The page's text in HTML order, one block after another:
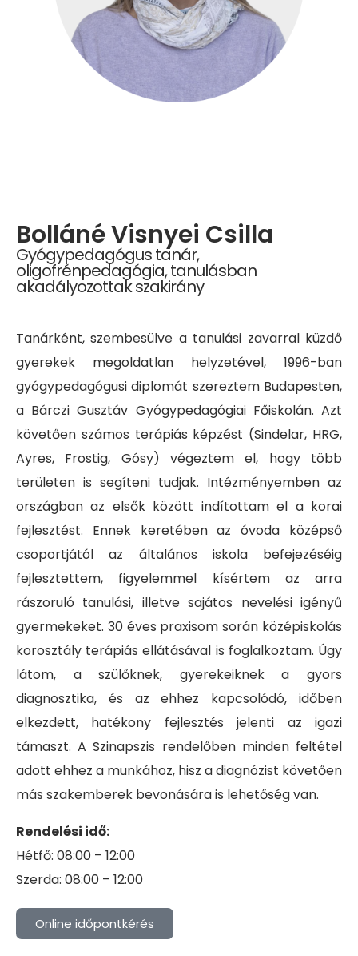
Bolláné Visnyei Csilla
Gyógypedagógus tanár,
oligofrénpedagógia, tanulásban
akadályozottak szakirány
Tanárként, szembesülve a tanulási zavarral küzdő
gyerekek megoldatlan helyzetével, 1996-ban
gyógypedagógusi diplomát szereztem Budapesten,
a Bárczi Gusztáv Gyógypedagógiai Főiskolán. Azt
követően számos terápiás képzést (Sindelar, HRG,
Ayres, Frostig, Gósy) végeztem el, hogy több
területen is segíteni tudjak. Intézményemben az
országban az elsők között indítottam el a korai
fejlesztést. Ennek keretében az óvoda középső
csoportjától az általános iskola befejezéséig
fejlesztettem, figyelemmel kísértem az arra
rászoruló tanulási, illetve sajátos nevelési igényű
gyermekeket. 30 éves praxisom során középiskolás
korosztály terápiás ellátásával is foglalkoztam. Úgy
látom, a szülőknek, gyerekeiknek a gyors
diagnosztika, és az ehhez kapcsolódó, időben
elkezdett, hatékony fejlesztés jelenti az igazi
támaszt. A Szinapszis rendelőben minden feltétel
adott ehhez a munkához, hisz a diagnózist követően
más szakemberek bevonására is lehetőség van.
Rendelési idő:
Hétfő: 08:00 – 12:00
Szerda: 08:00 – 12:00
Online időpontkérés